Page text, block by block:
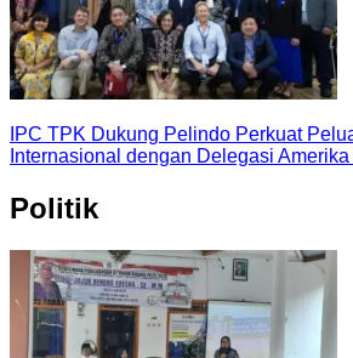
IPC TPK Dukung Pelindo Perkuat
Internasional dengan Delegasi
Politik